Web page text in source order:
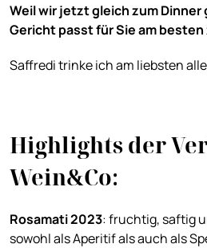
Weil wir jetzt gleich zum Dinner
Gericht passt für Sie am besten
Saffredi trinke ich am liebsten
Highlights der
Wein&Co:
Rosamati 2023: fruchtig, saftig
sowohl als Aperitif als auch als